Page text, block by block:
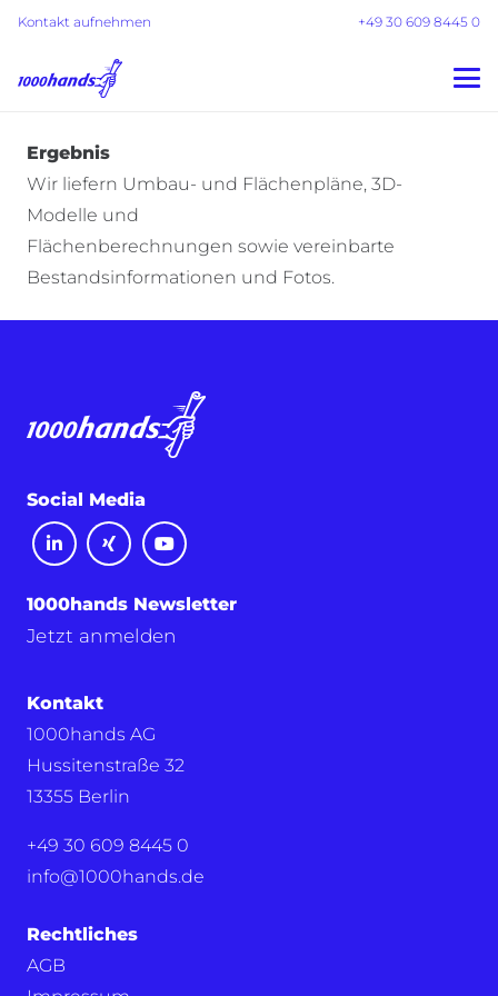
Kontakt aufnehmen +49 30 609 8445 0
Ergebnis
Wir liefern Umbau- und Flächenpläne, 3D-
Modelle und
Flächenberechnungen sowie vereinbarte
Bestandsinformationen und Fotos.
Social Media
1000hands Newsletter
Jetzt anmelden
Kontakt
1000hands AG
Hussitenstraße 32
13355 Berlin
+49 30 609 8445 0
info@1000hands.de
Rechtliches
AGB